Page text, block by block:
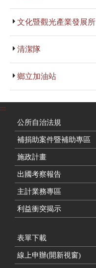
文化暨觀光產業發展所
清潔隊
鄉立加油站
:::
公所自治法規
補捐助案件暨補助專區
施政計畫
出國考察報告
主計業務專區
利益衝突揭示
表單下載
線上申辦(開新視窗)